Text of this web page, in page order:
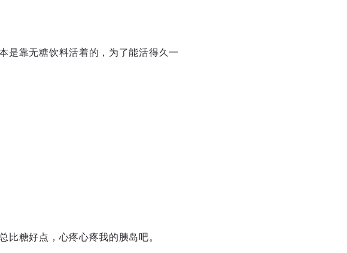
是靠无糖饮料活着的，为了能活得久一
比糖好点，心疼心疼我的胰岛吧。